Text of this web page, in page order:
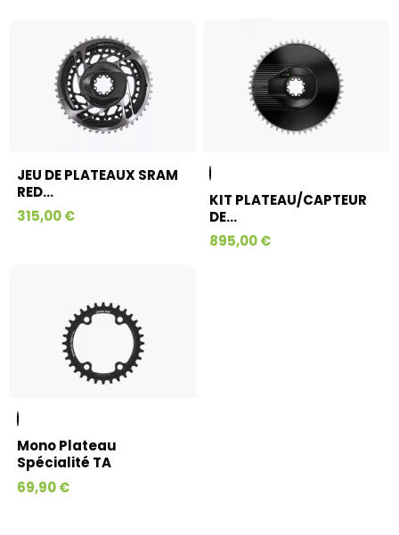
JEU DE PLATEAUX SRAM
RED...
315,00 €
KIT PLATEAU/CAPTEUR
DE...
895,00 €
Mono Plateau
Spécialité TA
69,90 €